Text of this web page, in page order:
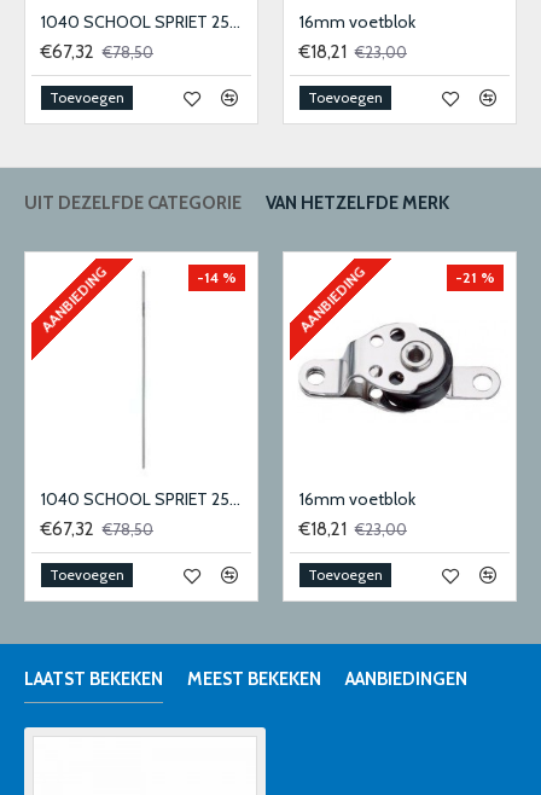
1040 SCHOOL SPRIET 25MM
€67,32 €78,50
Toevoegen
16mm voetblok
€18,21 €23,00
Toevoegen
UIT DEZELFDE CATEGORIE VAN HETZELFDE MERK
AANBIEDING -14 %
1040 SCHOOL SPRIET 25MM
€67,32 €78,50
Toevoegen
AANBIEDING -21 %
16mm voetblok
€18,21 €23,00
Toevoegen
LAATST BEKEKEN MEEST BEKEKEN AANBIEDINGEN